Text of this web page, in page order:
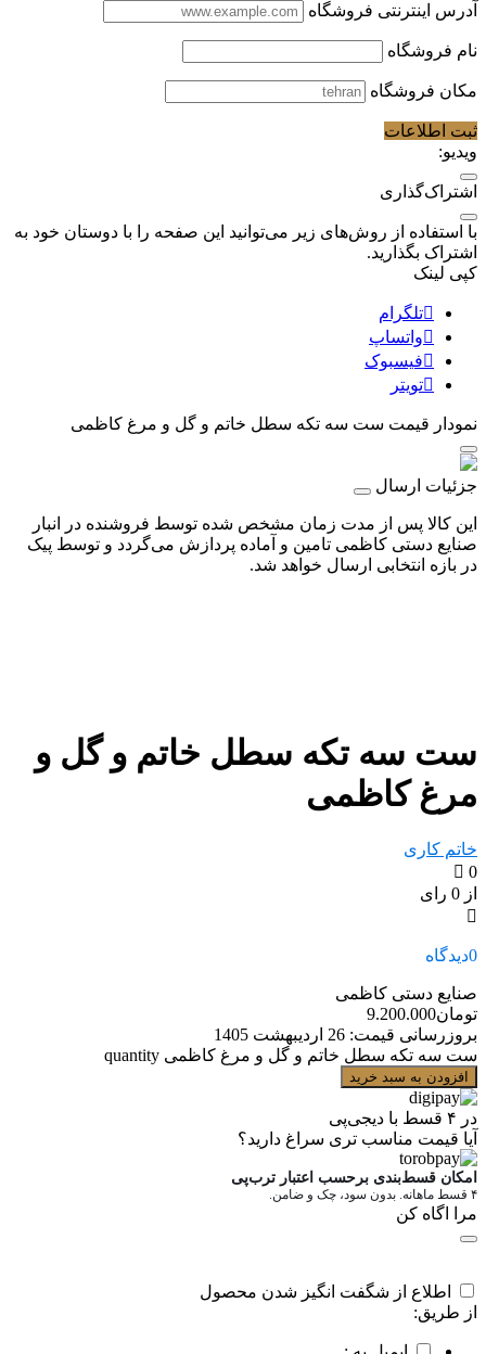
آدرس اینترنتی فروشگاه
نام فروشگاه
مکان فروشگاه
ثبت اطلاعات
ویدیو:
اشتراک‌گذاری
با استفاده از روش‌های زیر می‌توانید این صفحه را با دوستان خود به
اشتراک بگذارید.
کپی لینک
تلگرام
واتساپ
فیسبوک
تویتر
نمودار قیمت ست سه تکه سطل خاتم و گل و مرغ کاظمی
جزئیات ارسال
این کالا پس از مدت زمان مشخص شده توسط فروشنده در انبار
صنایع دستی کاظمی تامین و آماده پردازش می‌گردد و توسط پیک
در بازه انتخابی ارسال خواهد شد.
ست سه تکه سطل خاتم و گل و
مرغ کاظمی
خاتم کاری
0
از 0 رای
0دیدگاه
صنایع دستی کاظمی
تومان9.200.000
بروزرسانی قیمت: 26 اردیبهشت 1405
ست سه تکه سطل خاتم و گل و مرغ کاظمی quantity
افزودن به سبد خرید
در ۴ قسط با دیجی‌پی
آیا قیمت مناسب تری سراغ دارید؟
امکان قسط‌بندی برحسب اعتبار ترب‌پی
۴ قسط ماهانه. بدون سود، چک و ضامن.
مرا اگاه کن
اطلاع از شگفت انگیز شدن محصول
از طریق: